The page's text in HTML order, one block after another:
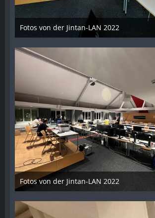
Fotos von der Jintan-LAN 2022
17. Oktober 2022
Fotos von der Jintan-LAN 2022
17. Oktober 2022